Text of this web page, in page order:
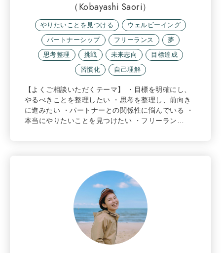
（Kobayashi Saori）
やりたいことを見つける
ウェルビーイング
パートナーシップ
フリーランス
夢
思考整理
挑戦 未来志向
目標達成
習慣化
自己理解
【よくご相談いただくテーマ】 ・目標を明確にし、
やるべきことを整理したい ・思考を整理し、前向き
に進みたい ・パートナーとの関係性に悩んでいる ・
本当にやりたいことを見つけたい ・フリーラン…